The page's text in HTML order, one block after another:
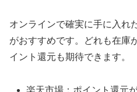
オンラインで確実に手に入れ
がおすすめです。どれも在庫
イント還元も期待できます。